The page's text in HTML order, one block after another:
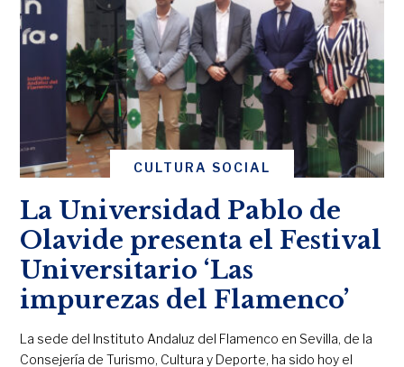
CULTURA SOCIAL
La Universidad Pablo de
Olavide presenta el Festival
Universitario ‘Las
impurezas del Flamenco’
La sede del Instituto Andaluz del Flamenco en Sevilla, de la
Consejería de Turismo, Cultura y Deporte, ha sido hoy el